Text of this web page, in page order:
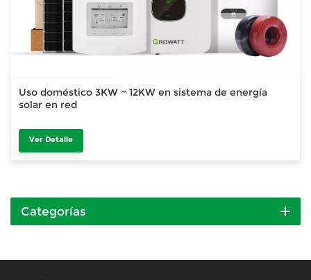
Uso doméstico 3KW ~ 12KW en sistema de energía
solar en red
Ver Detalle
Categorías